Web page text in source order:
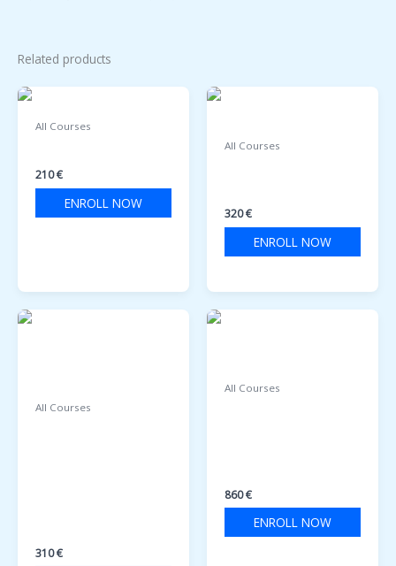
Related products
All Courses
210€
ENROLL NOW
All Courses
320€
ENROLL NOW
All Courses
310€
All Courses
860€
ENROLL NOW